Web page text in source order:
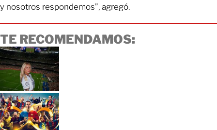
y nosotros respondemos”, agregó.
TE RECOMENDAMOS: